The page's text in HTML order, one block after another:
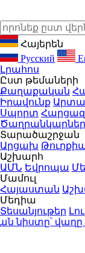
Հայերեն
Русский
Լրահոս
Ըստ թեմաների
Քաղաքական
Իրավունք
Սպորտ
Ծաղրանկարներ
Տարածաշրջան
Արցախ
Աշխարհ
ԱՄՆ Եվրոպա
Մամուլ
Հայաստան
Մեդիա
Տեսանյութեր
վաղը